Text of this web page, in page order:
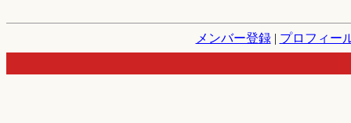
メンバー登録| プロフィー